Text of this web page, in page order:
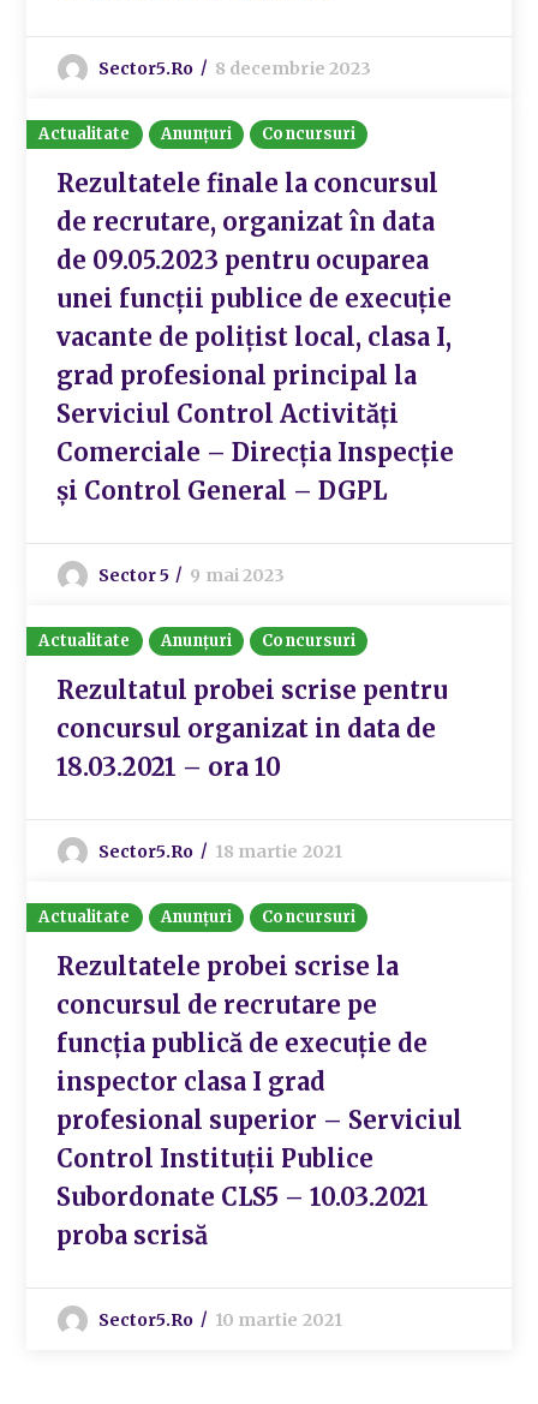
Sector5.ro 8 decembrie 2023
Actualitate Anunțuri Concursuri
Rezultatele finale la concursul
de recrutare, organizat în data
de 09.05.2023 pentru ocuparea
unei funcții publice de execuție
vacante de polițist local, clasa I,
grad profesional principal la
Serviciul Control Activități
Comerciale – Direcția Inspecție
și Control General – DGPL
Sector 5 9 mai 2023
Actualitate Anunțuri Concursuri
Rezultatul probei scrise pentru
concursul organizat in data de
18.03.2021 – ora 10
Sector5.ro 18 martie 2021
Actualitate Anunțuri Concursuri
Rezultatele probei scrise la
concursul de recrutare pe
funcția publică de execuție de
inspector clasa I grad
profesional superior – Serviciul
Control Instituții Publice
Subordonate CLS5 – 10.03.2021
proba scrisă
Sector5.ro 10 martie 2021